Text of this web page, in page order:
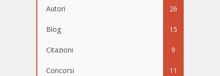
Autori 26
Blog 15
Citazioni 9
Concorsi 11